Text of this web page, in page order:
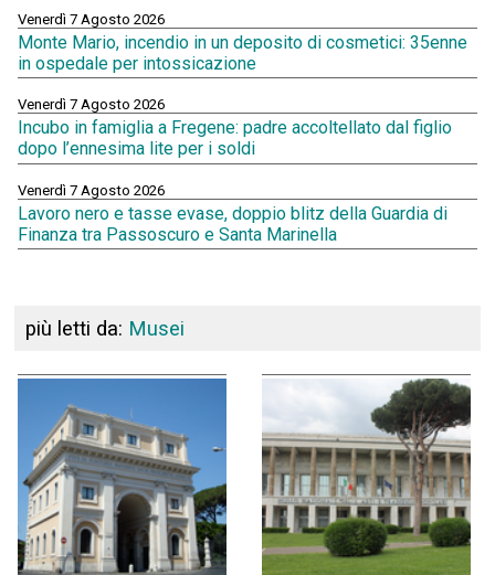
Venerdì 7 Agosto 2026
Monte Mario, incendio in un deposito di cosmetici: 35enne
in ospedale per intossicazione
Venerdì 7 Agosto 2026
Incubo in famiglia a Fregene: padre accoltellato dal figlio
dopo l’ennesima lite per i soldi
Venerdì 7 Agosto 2026
Lavoro nero e tasse evase, doppio blitz della Guardia di
Finanza tra Passoscuro e Santa Marinella
più letti da: Musei